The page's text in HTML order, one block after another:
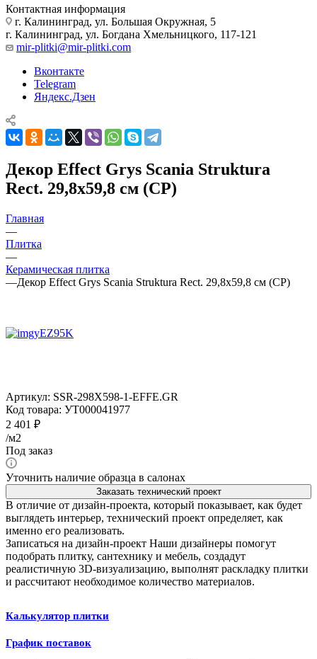
Контактная информация
г. Калининград, ул. Большая Окружная, 5
г. Калининград, ул. Богдана Хмельницкого, 117-121
mir-plitki@mir-plitki.com
Вконтакте
Telegram
Яндекс.Дзен
Декор Effect Grys Scania Struktura
Rect. 29,8x59,8 см (CP)
Главная
—
Плитка
—
Керамическая плитка
—Декор Effect Grys Scania Struktura Rect. 29,8x59,8 см (CP)
Артикул: SSR-298X598-1-EFFE.GR
Код товара: УТ000041977
2 401 ₽
/м2
Под заказ
Уточнить наличие образца в салонах
Заказать технический проект
В отличие от дизайн-проекта, который показывает, как будет
выглядеть интерьер, технический проект определяет, как
именно его реализовать.
Записаться на дизайн-проект Наши дизайнеры помогут
подобрать плитку, сантехнику и мебель, создадут
реалистичную 3D-визуализацию, выполнят раскладку плитки
и рассчитают необходимое количество материалов.
Калькулятор плитки
График поставок